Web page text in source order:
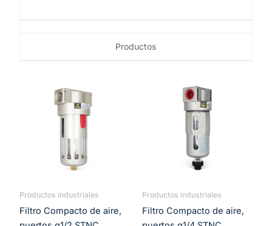
Productos
Productos industriales
Filtro Compacto de aire,
Productos industriales
Filtro Compacto de aire,